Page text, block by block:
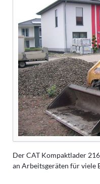
Der CAT Kompaktlader
an Arbeitsgeräten für viele